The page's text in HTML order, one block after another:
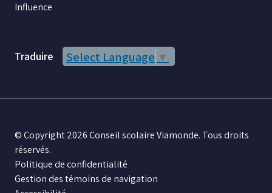
Influence
Traduire Select Language ▼
© Copyright 2026 Conseil scolaire Viamonde. Tous droits
réservés.
Politique de confidentialité
Gestion des témoins de navigation